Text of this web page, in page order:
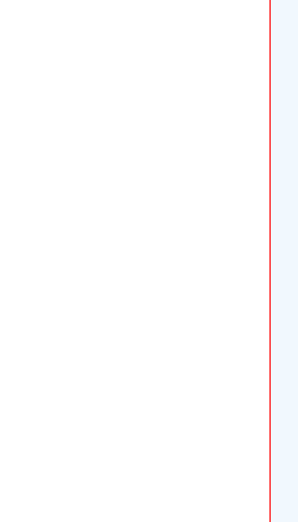
永川天意面厂等28家企业食品生产许可证被
重庆三峡水利电力(集团)股份有限公司公告(系
重庆渝中区家用太能供电系统厂家_深圳市华
【北京京翰英才教育科技有限公司渝中分公司
高院肖峰法官家授权本公号以案析法：非持
重庆代办验资,重庆代办验资公司--选择重庆浩
企业通信管理厂家_企业通信管理厂家/公司-阿
www.mywq.gov.cn-网站综合查询|重庆市人民
渝中区大坪威讯通讯器材经营部__信用档案_
90%创业者不知在重庆注册公司需要准备哪些
重庆市渝中区方越电脑经营部__信用档案_信
【重庆设计策划|重庆活动策划/品牌推广/企业
职工从原单位离职,原单位注销后没有到公积